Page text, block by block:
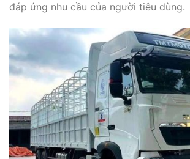
đáp ứng nhu cầu của người tiêu dùng.